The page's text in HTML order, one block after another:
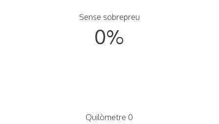
Sense sobrepreu
0%
Quilòmetre 0